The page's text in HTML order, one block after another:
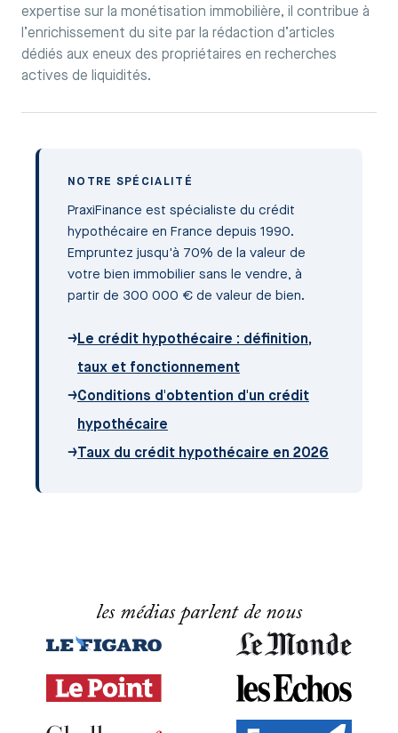
expertise sur la monétisation immobilière, il contribue à
l’enrichissement du site par la rédaction d’articles
dédiés aux eneux des propriétaires en recherches
actives de liquidités.
NOTRE SPÉCIALITÉ
PraxiFinance est spécialiste du crédit
hypothécaire en France depuis 1990.
Empruntez jusqu'à 70% de la valeur de
votre bien immobilier sans le vendre, à
partir de 300 000 € de valeur de bien.
→Le crédit hypothécaire : définition,
taux et fonctionnement
→Conditions d'obtention d'un crédit
hypothécaire
→ Taux du crédit hypothécaire en 2026
les médias parlent de nous